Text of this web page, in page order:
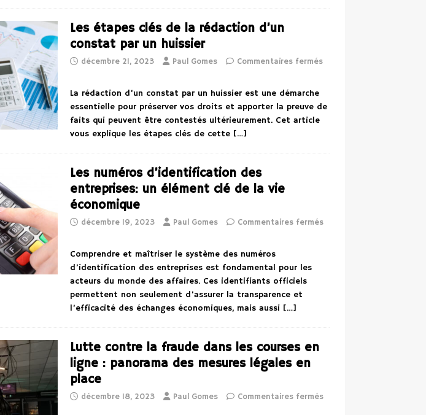
Les étapes clés de la rédaction d’un
constat par un huissier
décembre 21, 2023 Paul Gomes Commentaires fermés
La rédaction d’un constat par un huissier est une démarche
essentielle pour préserver vos droits et apporter la preuve de
faits qui peuvent être contestés ultérieurement. Cet article
vous explique les étapes clés de cette […]
Les numéros d’identification des
entreprises: un élément clé de la vie
économique
décembre 19, 2023 Paul Gomes Commentaires fermés
Comprendre et maîtriser le système des numéros
d’identification des entreprises est fondamental pour les
acteurs du monde des affaires. Ces identifiants officiels
permettent non seulement d’assurer la transparence et
l’efficacité des échanges économiques, mais aussi […]
Lutte contre la fraude dans les courses en
ligne : panorama des mesures légales en
place
décembre 18, 2023 Paul Gomes Commentaires fermés